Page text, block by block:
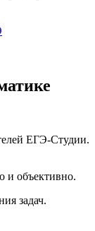
ЕГЭ-Студии.
и объективно.
задач.